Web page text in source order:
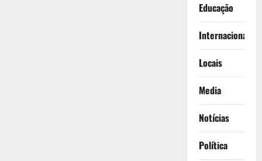
Educação
Internacionais
Locais
Media
Notícias
Política